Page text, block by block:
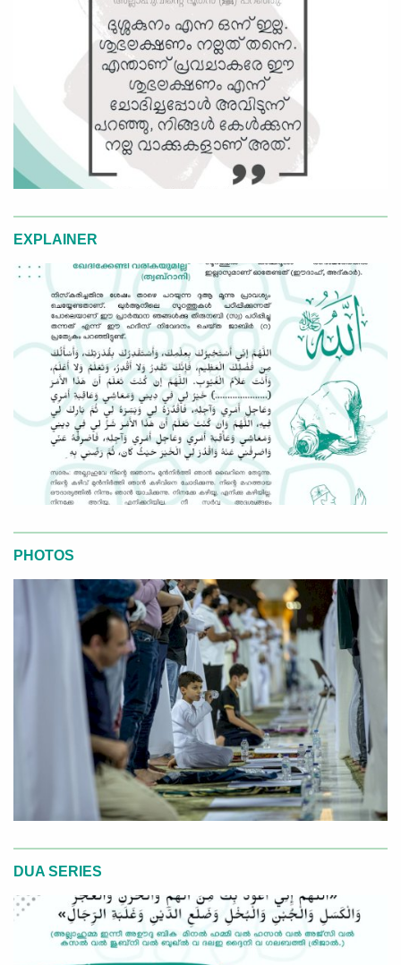
EXPLAINER
PHOTOS
DUA SERIES